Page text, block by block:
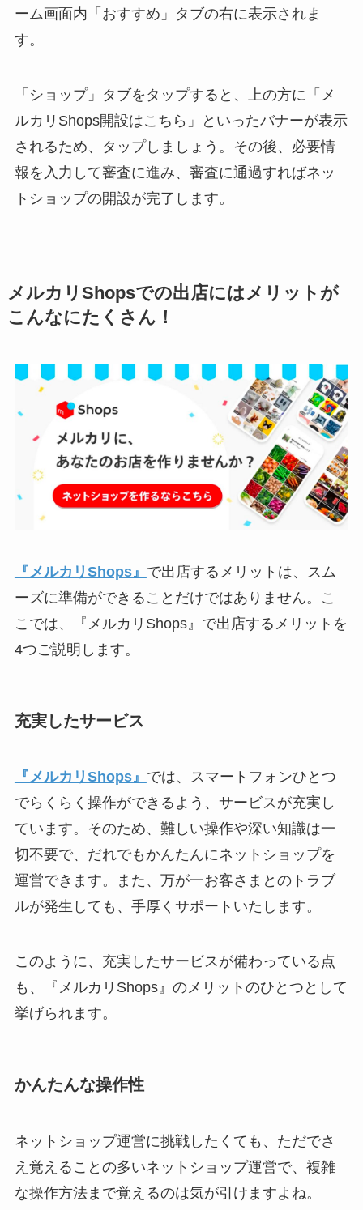
ーム画面内「おすすめ」タブの右に表示されま
す。
「ショップ」タブをタップすると、上の方に「メ
ルカリShops開設はこちら」といったバナーが表示
されるため、タップしましょう。その後、必要情
報を入力して審査に進み、審査に通過すればネッ
トショップの開設が完了します。
メルカリShopsでの出店にはメリットが
こんなにたくさん！
『メルカリShops』 で出店するメリットは、スム
ーズに準備ができることだけではありません。こ
こでは、『メルカリShops』で出店するメリットを
4つご説明します。
充実したサービス
『メルカリShops』 では、スマートフォンひとつ
でらくらく操作ができるよう、サービスが充実し
ています。そのため、難しい操作や深い知識は一
切不要で、だれでもかんたんにネットショップを
運営できます。また、万が一お客さまとのトラブ
ルが発生しても、手厚くサポートいたします。
このように、充実したサービスが備わっている点
も、『メルカリShops』のメリットのひとつとして
挙げられます。
かんたんな操作性
ネットショップ運営に挑戦したくても、ただでさ
え覚えることの多いネットショップ運営で、複雑
な操作方法まで覚えるのは気が引けますよね。